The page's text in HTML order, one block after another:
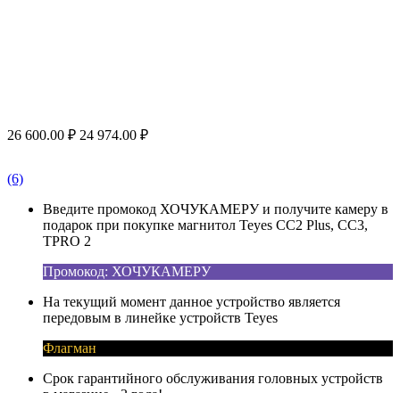
26 600.00 ₽ 24 974.00 ₽
(6)
Введите промокод ХОЧУКАМЕРУ и получите камеру в
подарок при покупке магнитол Teyes CC2 Plus, CC3,
TPRO 2
Промокод: ХОЧУКАМЕРУ
На текущий момент данное устройство является
передовым в линейке устройств Teyes
Флагман
Срок гарантийного обслуживания головных устройств